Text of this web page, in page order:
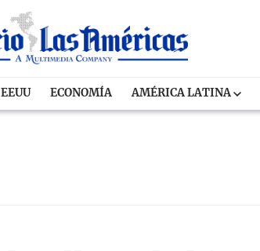
EEUU ECONOMÍA AMÉRICA LATINA